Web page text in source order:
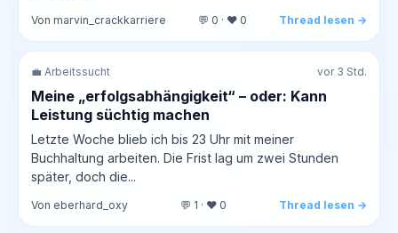
Von marvin_crackkarriere 💬 0 · ❤️ 0 Thread lesen →
💼 Arbeitssucht vor 3 Std.
Meine „erfolgsabhängigkeit“ – oder: Kann
Leistung süchtig machen
Letzte Woche blieb ich bis 23 Uhr mit meiner
Buchhaltung arbeiten. Die Frist lag um zwei Stunden
später, doch die...
Von eberhard_oxy 💬 1 · ❤️ 0 Thread lesen →